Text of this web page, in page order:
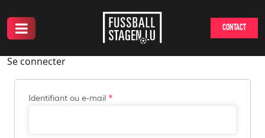
CONTACT
Se connecter
Identifiant ou e-mail *